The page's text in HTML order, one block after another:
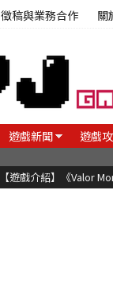
徵稿與業務合作 關
遊戲新聞 遊戲
【遊戲介紹】《Steel